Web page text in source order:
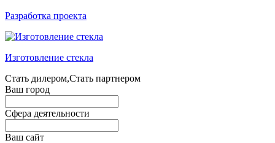
Разработка проекта
Изготовление стекла
Стать дилером,Стать партнером
Ваш город
Сфера деятельности
Ваш сайт